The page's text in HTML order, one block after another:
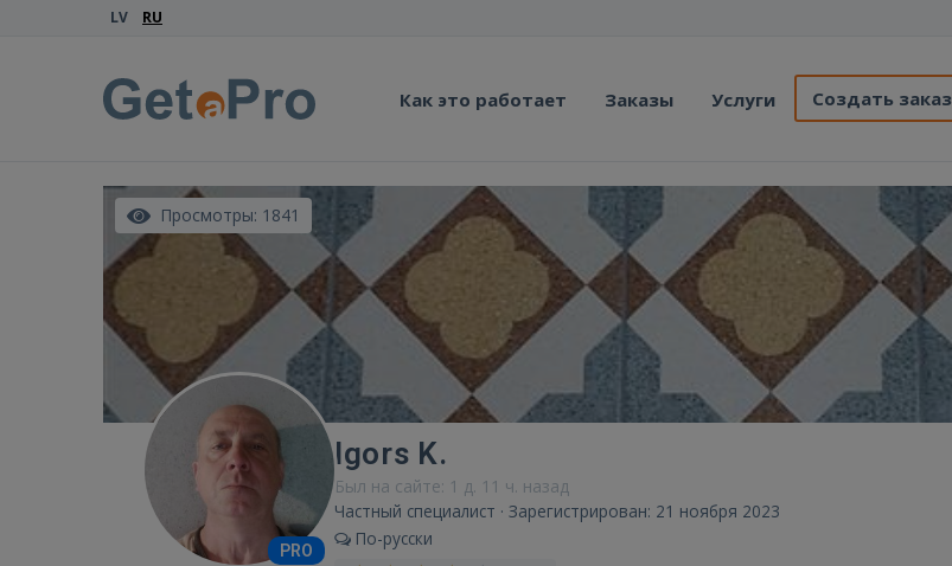
LV RU
Как это работает Заказы Услуги Создать заказ
Просмотры: 1841
PRO
Igors K.
Был на сайте: 1 д. 11 ч. назад
Частный специалист · Зарегистрирован: 21 ноября 2023
По-русски